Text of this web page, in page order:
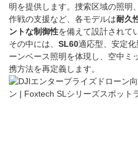
明を提供します。捜索区域の照明
作戦の支援など、各モデルは耐久
ントな制御性を備えて設計されて
その中には、 SL60適応型、安定
ーンベース照明を体現し、空中ミ
携方法を再定義します。